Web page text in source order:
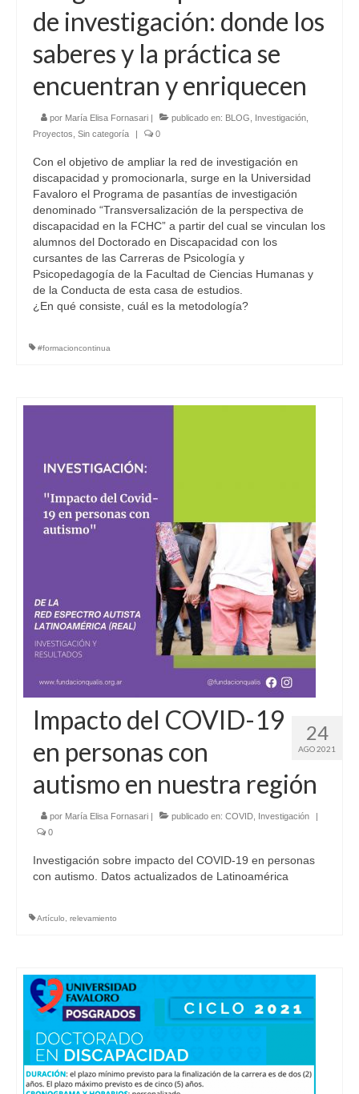
de investigación: donde los
saberes y la práctica se
encuentran y enriquecen
por María Elisa Fornasari publicado en: BLOG, Investigación,
Proyectos, Sin categoría 0
Con el objetivo de ampliar la red de investigación en
discapacidad y promocionarla, surge en la Universidad
Favaloro el Programa de pasantías de investigación
denominado “Transversalización de la perspectiva de
discapacidad en la FCHC” a partir del cual se vinculan los
alumnos del Doctorado en Discapacidad con los
cursantes de las Carreras de Psicología y
Psicopedagogía de la Facultad de Ciencias Humanas y
de la Conducta de esta casa de estudios.
¿En qué consiste, cuál es la metodología?
#formacioncontinua
24
AGO 2021
Impacto del COVID-19
en personas con
autismo en nuestra región
por María Elisa Fornasari | publicado en: COVID Investigación
|
0
Investigación sobre impacto del COVID-19 en personas
con autismo. Datos actualizados de Latinoamérica
Artículo relevamiento